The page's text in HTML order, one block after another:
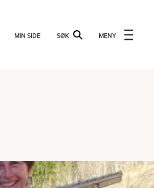
MIN SIDE SØK MENY